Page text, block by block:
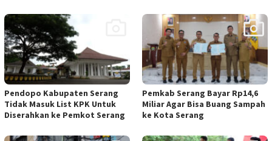
Pendopo Kabupaten Serang
Tidak Masuk List KPK Untuk
Diserahkan ke Pemkot Serang
Pemkab Serang Bayar Rp14,6
Miliar Agar Bisa Buang Sampah
ke Kota Serang